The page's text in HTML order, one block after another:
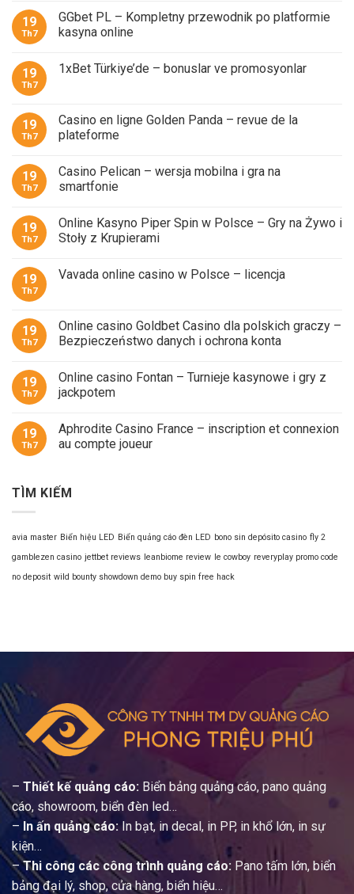
19
Th7
GGbet PL – Kompletny przewodnik po platformie
kasyna online
19
Th7
1xBet Türkiye’de – bonuslar ve promosyonlar
19
Th7
Casino en ligne Golden Panda – revue de la
plateforme
19
Th7
Casino Pelican – wersja mobilna i gra na
smartfonie
19
Th7
Online Kasyno Piper Spin w Polsce – Gry na Żywo i
Stoły z Krupierami
19
Th7
Vavada online casino w Polsce – licencja
19
Th7
Online casino Goldbet Casino dla polskich graczy –
Bezpieczeństwo danych i ochrona konta
19
Th7
Online casino Fontan – Turnieje kasynowe i gry z
jackpotem
19
Th7
Aphrodite Casino France – inscription et connexion
au compte joueur
TÌM KIẾM
avia master Biển hiệu LED Biển quảng cáo đèn LED bono sin depósito casino fly 2
gamblezen casino jettbet reviews leanbiome review le cowboy reveryplay promo code
no deposit wild bounty showdown demo buy spin free hack
– Thiết kế quảng cáo: Biển bảng quảng cáo, pano quảng
cáo, showroom, biển đèn led…
– In ấn quảng cáo: In bạt, in decal, in PP, in khổ lớn, in sự
kiện…
–Thi công các công trình quảng cáo: Pano tấm lớn, biển
bảng đại lý, shop, cửa hàng, biển hiệu…